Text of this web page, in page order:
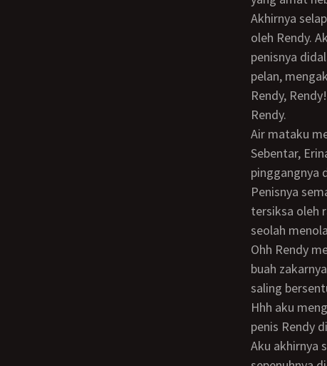
Akhirnya selaput daraku robek dan keperawananku sekarang lenyap sudah terenggut
oleh Rendy.
penisnya
pelan,
Rendy, Rendy!! Sakit! Sebentar!! Aduuh!! aku kembali meminta dengan panik pada
Rendy.
Air mataku
Sebentar, Erina. Tenang ya, sebentar lagi jawab Rendy sambil mendorong
pinggangnya
Penisnya semakin dalam memasuki vaginaku diiringi dengan jeritan piluku yang
tersiksa oleh
seolah
Ohh Rendy melenguh dan menghentikan dorongannya. Aku bisa merasakan sepasang
buah
saling
Hhh aku mengambil nafas sejenak merasakan rasa sesak di vaginaku akibat besarnya
penis Rendy
Aku akhirnya sadar kalau sekarang ini seluruh penis Rendy sudah terbenam